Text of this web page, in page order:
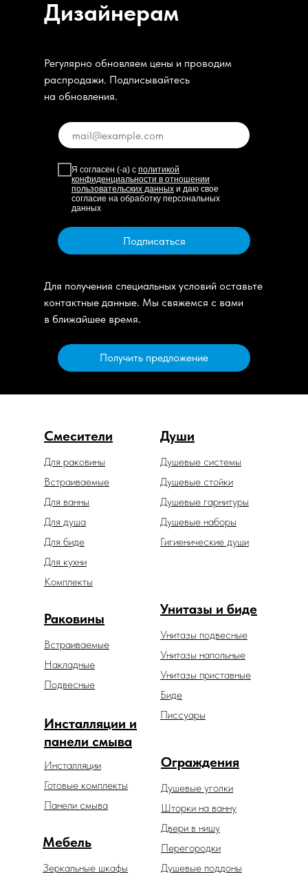
Дизайнерам
Регулярно обновляем цены и проводим
распродажи. Подписывайтесь
на обновления.
Я согласен (-а) с политикой
конфиденциальности в отношении
пользовательских данных и даю свое
согласие на обработку персональных
данных
Подписаться
Для получения специальных условий оставьте
контактные данные. Мы свяжемся с вами
в ближайшее время.
Получить предложение
Смесители Души
Душевые гарнитуры
Душевые системы
Гигиенические души
Душевые наборы
Унитазы и биде
Унитазы подвесные
Унитазы напольные
Унитазы приставные
Раковины
Встраиваемые
Накладные
Подвесные
Встраиваемые
Для биде
Для ванны
Для душа
Для раковины
Для кухни
Зеркальные шкафы
Мебель
Ограждения
Душевые уголки
Шторки на ванну
Двери в нишу
Перегородки
Душевые стойки
Биде
Душевые поддоны
Инсталляции и
панели смыва
Инсталляции
Готовые комплекты
Панели смыва
Комплекты
Писсуары